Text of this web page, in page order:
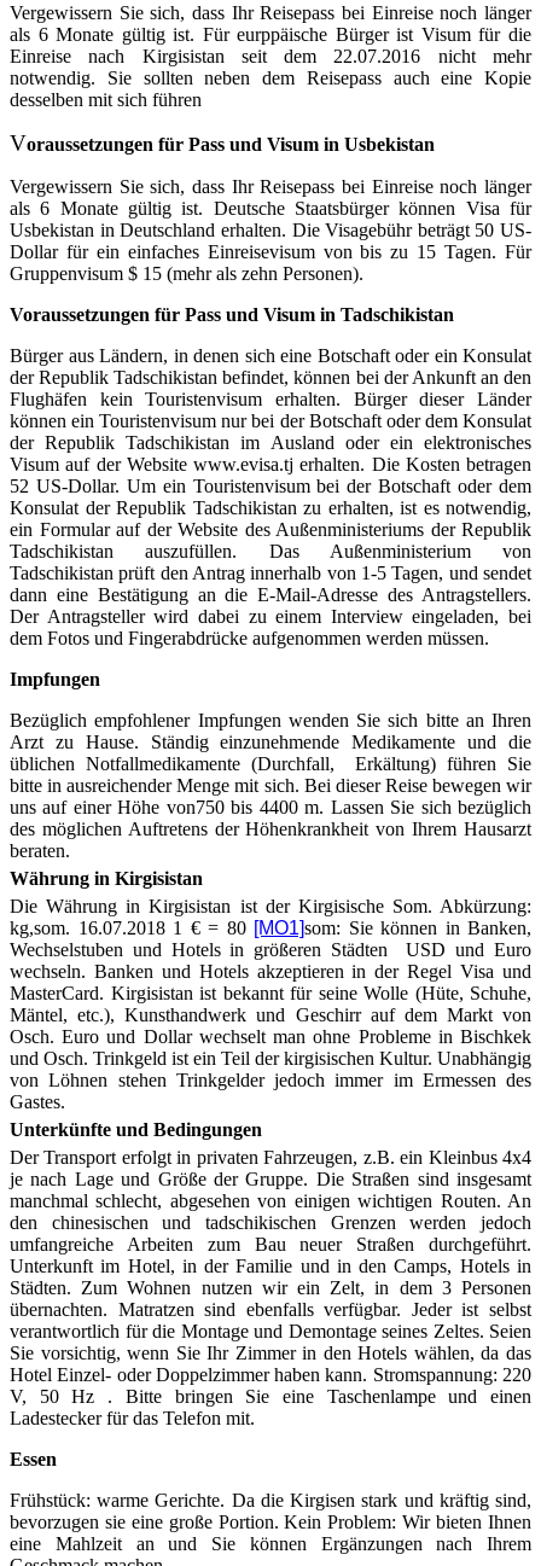
Vergewissern Sie sich, dass Ihr Reisepass bei Einreise noch länger
als 6 Monate gültig ist. Für eurppäische Bürger ist Visum für die
Einreise nach Kirgisistan seit dem 22.07.2016 nicht mehr
notwendig. Sie sollten neben dem Reisepass auch eine Kopie
desselben mit sich führen
Voraussetzungen für Pass und Visum in Usbekistan
Vergewissern Sie sich, dass Ihr Reisepass bei Einreise noch länger
als 6 Monate gültig ist. Deutsche Staatsbürger können Visa für
Usbekistan in Deutschland erhalten. Die Visagebühr beträgt 50 US-
Dollar für ein einfaches Einreisevisum von bis zu 15 Tagen. Für
Gruppenvisum $ 15 (mehr als zehn Personen).
Voraussetzungen für Pass und Visum in Tadschikistan
Bürger aus Ländern, in denen sich eine Botschaft oder ein Konsulat
der Republik Tadschikistan befindet, können bei der Ankunft an den
Flughäfen kein Touristenvisum erhalten. Bürger dieser Länder
können ein Touristenvisum nur bei der Botschaft oder dem Konsulat
der Republik Tadschikistan im Ausland oder ein elektronisches
Visum auf der Website www.evisa.tj erhalten. Die Kosten betragen
52 US-Dollar. Um ein Touristenvisum bei der Botschaft oder dem
Konsulat der Republik Tadschikistan zu erhalten, ist es notwendig,
ein Formular auf der Website des Außenministeriums der Republik
Tadschikistan auszufüllen. Das Außenministerium von
Tadschikistan prüft den Antrag innerhalb von 1-5 Tagen, und sendet
dann eine Bestätigung an die E-Mail-Adresse des Antragstellers.
Der Antragsteller wird dabei zu einem Interview eingeladen, bei
dem Fotos und Fingerabdrücke aufgenommen werden müssen.
Impfungen
Bezüglich empfohlener Impfungen wenden Sie sich bitte an Ihren
Arzt zu Hause. Ständig einzunehmende Medikamente und die
üblichen Notfallmedikamente (Durchfall, Erkältung) führen Sie
bitte in ausreichender Menge mit sich. Bei dieser Reise bewegen wir
uns auf einer Höhe von750 bis 4400 m. Lassen Sie sich bezüglich
des möglichen Auftretens der Höhenkrankheit von Ihrem Hausarzt
beraten.
Währung in Kirgisistan
Die Währung in Kirgisistan ist der Kirgisische Som. Abkürzung:
kg,som. 16.07.2018 1 € = 80 [MO1]som: Sie können in Banken,
Wechselstuben und Hotels in größeren Städten USD und Euro
wechseln. Banken und Hotels akzeptieren in der Regel Visa und
MasterCard. Kirgisistan ist bekannt für seine Wolle (Hüte, Schuhe,
Mäntel, etc.), Kunsthandwerk und Geschirr auf dem Markt von
Osch. Euro und Dollar wechselt man ohne Probleme in Bischkek
und Osch. Trinkgeld ist ein Teil der kirgisischen Kultur. Unabhängig
von Löhnen stehen Trinkgelder jedoch immer im Ermessen des
Gastes.
Unterkünfte und Bedingungen
Der Transport erfolgt in privaten Fahrzeugen, z.B. ein Kleinbus 4x4
je nach Lage und Größe der Gruppe. Die Straßen sind insgesamt
manchmal schlecht, abgesehen von einigen wichtigen Routen. An
den chinesischen und tadschikischen Grenzen werden jedoch
umfangreiche Arbeiten zum Bau neuer Straßen durchgeführt.
Unterkunft im Hotel, in der Familie und in den Camps, Hotels in
Städten. Zum Wohnen nutzen wir ein Zelt, in dem 3 Personen
übernachten. Matratzen sind ebenfalls verfügbar. Jeder ist selbst
verantwortlich für die Montage und Demontage seines Zeltes. Seien
Sie vorsichtig, wenn Sie Ihr Zimmer in den Hotels wählen, da das
Hotel Einzel- oder Doppelzimmer haben kann. Stromspannung: 220
V, 50 Hz . Bitte bringen Sie eine Taschenlampe und einen
Ladestecker für das Telefon mit.
Essen
Frühstück: warme Gerichte. Da die Kirgisen stark und kräftig sind,
bevorzugen sie eine große Portion. Kein Problem: Wir bieten Ihnen
eine Mahlzeit an und Sie können Ergänzungen nach Ihrem